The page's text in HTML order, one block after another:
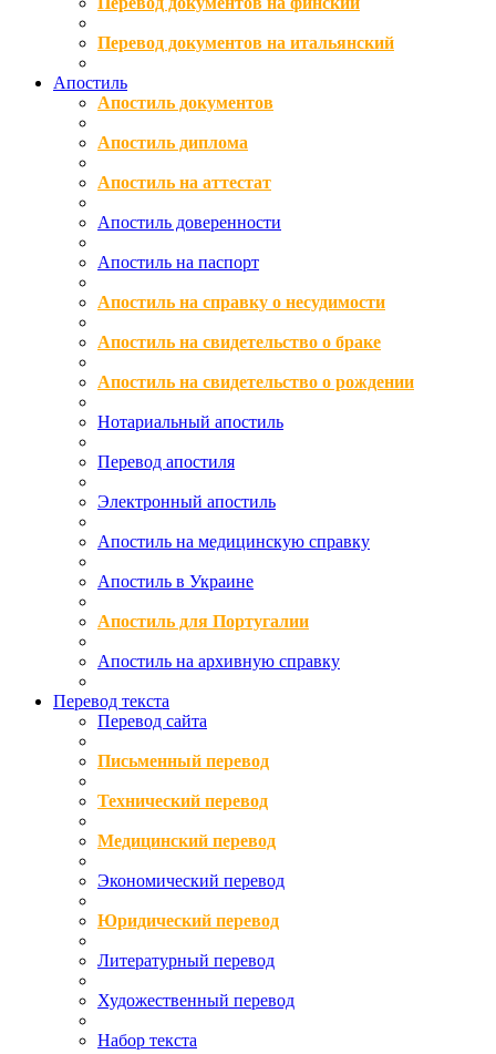
Перевод документов на итальянский
Апостиль
Апостиль документов
Апостиль диплома
Апостиль на аттестат
Апостиль доверенности
Апостиль на паспорт
Апостиль на справку о несудимости
Апостиль на свидетельство о браке
Апостиль на свидетельство о рождении
Нотариальный апостиль
Перевод апостиля
Электронный апостиль
Апостиль на медицинскую справку
Апостиль в Украине
Апостиль для Португалии
Апостиль на архивную справку
Перевод текста
Перевод сайта
Письменный перевод
Технический перевод
Медицинский перевод
Экономический перевод
Юридический перевод
Литературный перевод
Художественный перевод
Набор текста